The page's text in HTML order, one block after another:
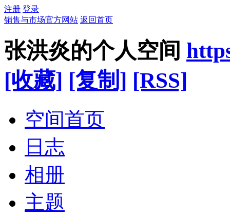
注册 登录
销售与市场官方网站 返回首页
张洪炎的个人空间
[收藏] [复制] [RSS]
空间首页
日志
相册
主题